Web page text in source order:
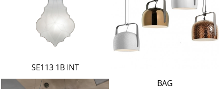
BAG
SE113 1B INT